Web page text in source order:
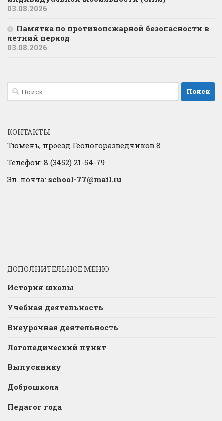
03.08.2026
Памятка по противопожарной безопасности в
летний период
03.08.2026
Найти:
КОНТАКТЫ
Тюмень, проезд Геологоразведчиков 8
Телефон: 8 (3452) 21-54-79
Эл. почта: school-77@mail.ru
ДОПОЛНИТЕЛЬНОЕ МЕНЮ
История школы
Учебная деятельность
Внеурочная деятельность
Логопедический пункт
Выпускнику
Доброшкола
Педагог года